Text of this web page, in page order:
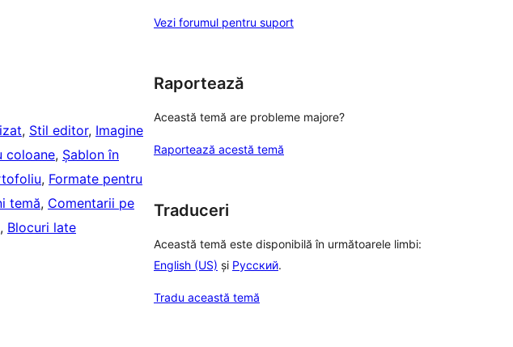
, Stil editor, Imagine
coloane, Șablon în
, Formate pentru
temă, Comentarii pe
, Blocuri late
Vezi forumul pentru suport
Raportează
Această temă are probleme majore?
Raportează acestă temă
Traduceri
Această temă este disponibilă în următoarele limbi:
English (US) și Русский.
Tradu această temă